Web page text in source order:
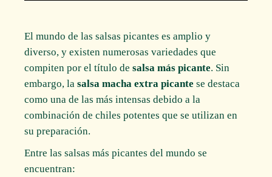
El mundo de las salsas picantes es amplio y
diverso, y existen numerosas variedades que
compiten por el título desalsa más picante. Sin
embargo, lasalsa macha extra picante se destaca
como una de las más intensas debido a la
combinación de chiles potentes que se utilizan en
su preparación.
Entre las salsas más picantes del mundo se
encuentran: